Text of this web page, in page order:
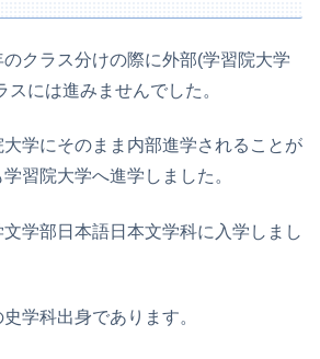
クラス分けの際に外部(学習院大学
スには進みませんでした。
学にそのまま内部進学されることが
習院大学へ進学しました。
学部日本語日本文学科に入学しまし
学科出身であります。